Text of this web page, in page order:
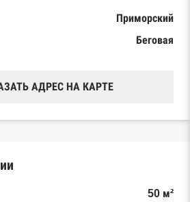
Приморский
Беговая
АДРЕС НА КАРТЕ
50 м²